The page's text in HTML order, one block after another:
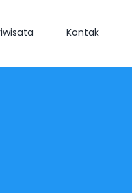
Kontak